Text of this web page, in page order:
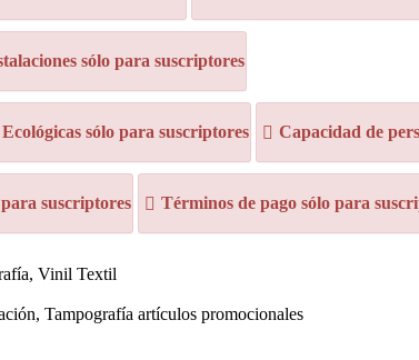
sólo para suscriptores
sólo para suscriptores Capacidad de
suscriptores Términos de pago sólo para
Vinil Textil
Tampografía artículos promocionales